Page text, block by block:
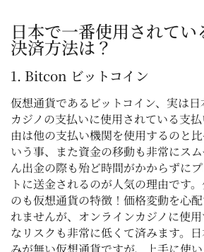
日本で一番使用されてい
決済方法は？
1. Bitcon ビットコイン
仮想通貨であるビットコイン、実は
カジノの支払いに使用されている支
由は他の支払い機関を使用するのと
いう事、また資金の移動も非常にス
ん出金の際も殆ど時間がかからずに
トに送金されるのが人気の理由です。
のも仮想通貨の特徴！価格変動を心
れませんが、オンラインカジノに使
なリスクも非常に低くて済みます。